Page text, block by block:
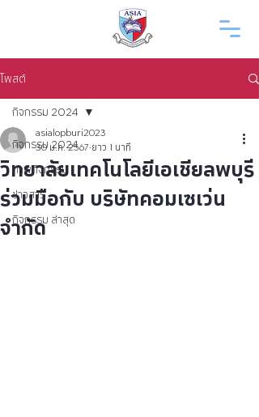
โพสต์
กิจกรรม 2024
ภาพกิจกรรม
ข่าวสาร
กิจกรรม ล่าสุด
กิจกรรม 2024
วิทยาลัยเทคโนโลยีเอเชียลพบุรี
ร่วมมือกับ บริษัทคอมเซเว่น
จำกัด
asialopburi2023
30 ม.ค. 2567 ยาว 1 นาที